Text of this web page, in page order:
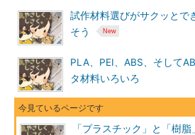
試作材料選びがサクッとで
そう
PLA、PEI、ABS、そして
タ材料いろいろ
「プラスチック」と「樹